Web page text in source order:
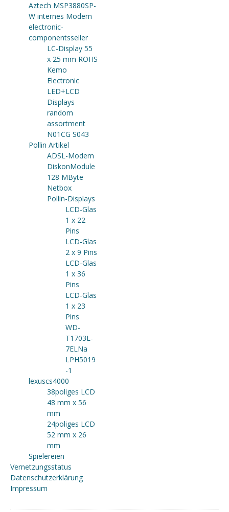
Aztech MSP3880SP-
W internes Modem
electronic-
componentsseller
LC-Display 55
x 25 mm ROHS
Kemo
Electronic
LED+LCD
Displays
random
assortment
N01CG S043
Pollin Artikel
ADSL-Modem
DiskonModule
128 MByte
Netbox
Pollin-Displays
LCD-Glas
1 x 22
Pins
LCD-Glas
2 x 9 Pins
LCD-Glas
1 x 36
Pins
LCD-Glas
1 x 23
Pins
WD-
T1703L-
7ELNa
LPH5019
-1
lexuscs4000
38poliges LCD
48 mm x 56
mm
24poliges LCD
52 mm x 26
mm
Spielereien
Vernetzungsstatus
Datenschutzerklärung
Impressum